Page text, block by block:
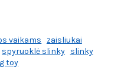
vaikams
zaisliukai
spyruoklė slinky slinky
toy